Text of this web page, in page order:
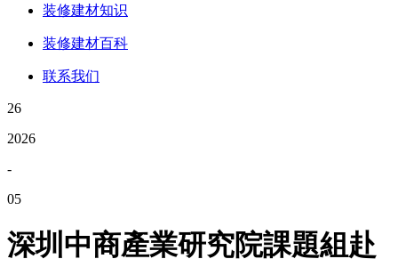
装修建材知识
装修建材百科
联系我们
26
2026
-
05
深圳中商產業研究院課題組赴